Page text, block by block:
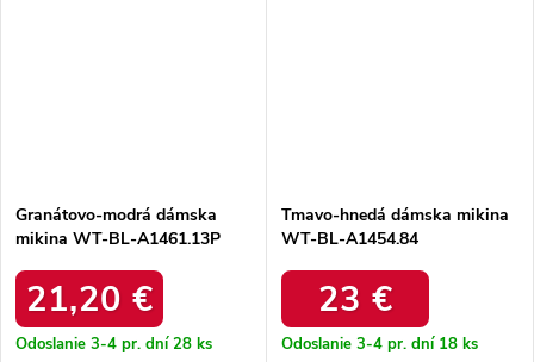
Granátovo-modrá dámska
mikina WT-BL-A1461.13P
21,20 €
Odoslanie 3-4 pr. dní28 ks
Tmavo-hnedá dámska mikina
WT-BL-A1454.84
23 €
Odoslanie 3-4 pr. dní 18 ks